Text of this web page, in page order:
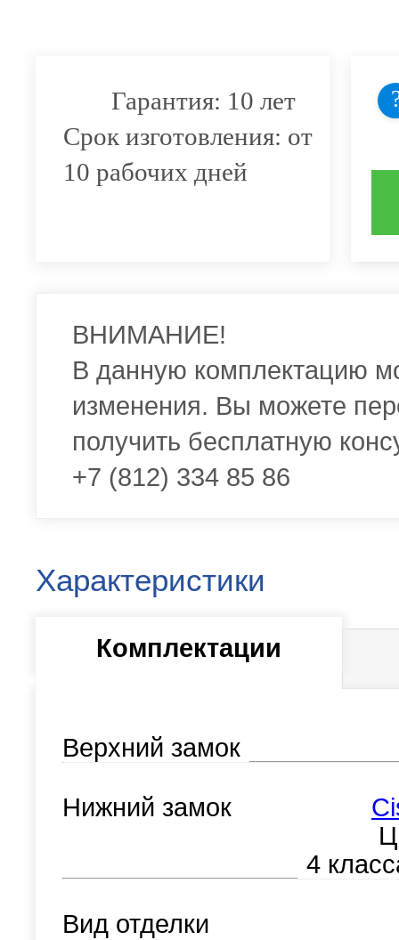
Гарантия: 10 лет
Срок изготовления: от
10 рабочих дней
ВНИМАНИЕ!
В данную комплектацию
изменения. Вы можете
получить бесплатную
+7 (812) 334 85 86
Характеристики
Комплектации
Верхний замок
Нижний замок
4
Вид отделки